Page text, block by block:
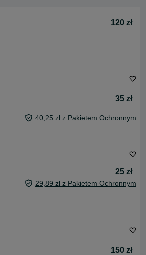
120 zł
35 zł
40,25 zł z Pakietem Ochronnym
25 zł
29,89 zł z Pakietem Ochronnym
150 zł